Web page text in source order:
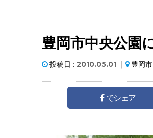
豊岡市中央公園
投稿日 : 2010.05.01｜ 豊岡市
でシェア